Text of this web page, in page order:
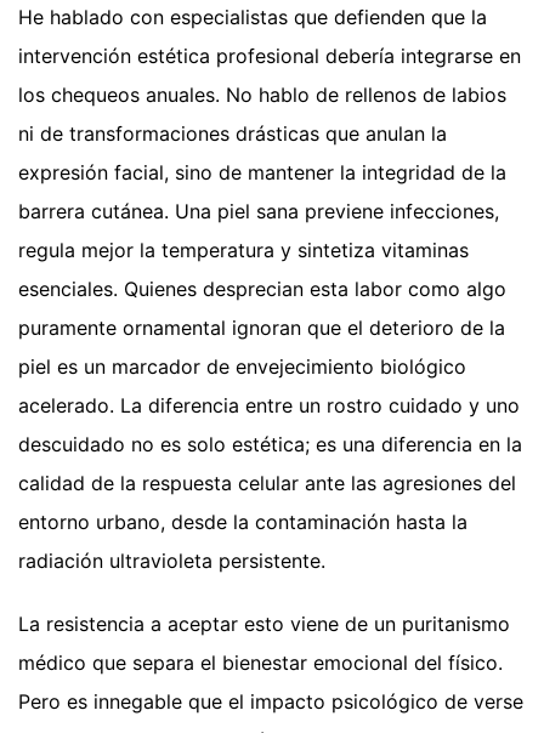
He hablado con especialistas que defienden que la
intervención estética profesional debería integrarse en
los chequeos anuales. No hablo de rellenos de labios
ni de transformaciones drásticas que anulan la
expresión facial, sino de mantener la integridad de la
barrera cutánea. Una piel sana previene infecciones,
regula mejor la temperatura y sintetiza vitaminas
esenciales. Quienes desprecian esta labor como algo
puramente ornamental ignoran que el deterioro de la
piel es un marcador de envejecimiento biológico
acelerado. La diferencia entre un rostro cuidado y uno
descuidado no es solo estética; es una diferencia en la
calidad de la respuesta celular ante las agresiones del
entorno urbano, desde la contaminación hasta la
radiación ultravioleta persistente.
La resistencia a aceptar esto viene de un puritanismo
médico que separa el bienestar emocional del físico.
Pero es innegable que el impacto psicológico de verse